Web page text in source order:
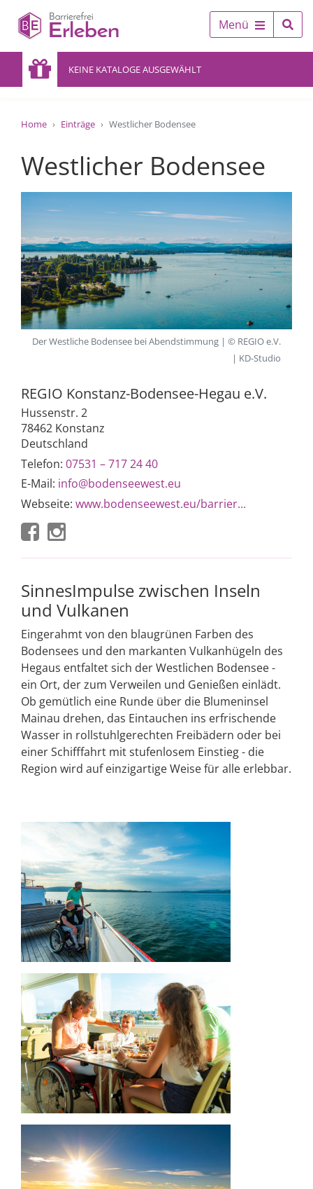
Menü
KEINE KATALOGE AUSGEWÄHLT
Home Einträge Westlicher Bodensee
Westlicher Bodensee
Der Westliche Bodensee bei Abendstimmung | © REGIO e.V.
| KD-Studio
REGIO Konstanz-Bodensee-Hegau e.V.
Hussenstr. 2
78462 Konstanz
Deutschland
Telefon: 07531 – 717 24 40
E-Mail: info@bodenseewest.eu
Webseite: www.bodenseewest.eu/barrier...
SinnesImpulse zwischen Inseln
und Vulkanen
Eingerahmt von den blaugrünen Farben des
Bodensees und den markanten Vulkanhügeln des
Hegaus entfaltet sich der Westlichen Bodensee -
ein Ort, der zum Verweilen und Genießen einlädt.
Ob gemütlich eine Runde über die Blumeninsel
Mainau drehen, das Eintauchen ins erfrischende
Wasser in rollstuhlgerechten Freibädern oder bei
einer Schifffahrt mit stufenlosem Einstieg - die
Region wird auf einzigartige Weise für alle erlebbar.